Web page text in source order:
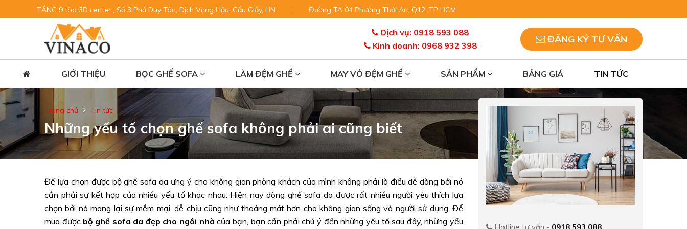
TẦNG 9 tòa 3D center , Số 3 Phố Duy Tân, Dịch Vọng Hậu, Cầu Giấy, HN Đường TA 04 Phường Thới An, Q12, TP HCM
Dịch vụ: 0918 593 088
Kinh doanh: 0968 932 398
ĐĂNG KÝ TƯ VẤN
GIỚI THIỆU BỌC GHẾ SOFA LÀM ĐỆM GHẾ MAY VỎ ĐỆM GHẾ SẢN PHẨM BẢNG GIÁ TIN TỨC
Trang chủ Tin tức
Những yếu tố chọn ghế sofa không phải ai cũng biết
Để lựa chọn được bộ ghế sofa da ưng ý cho không gian phòng khách của mình không phải là điều dễ dàng bởi nó
cần phải sự kết hợp của nhiều yếu tố khác nhau. Hiện nay dòng ghế sofa da được rất nhiều người yêu thích lựa
chọn bởi nó mang lại sự mềm mại, dễ chịu cũng như thoáng mát hơn cho không gian sống và người sử dụng. Để
mua được bộ ghế sofa da đẹp cho ngôi nhà của bạn, bạn cần phải chú ý đến những yếu tố sau đây, những yếu